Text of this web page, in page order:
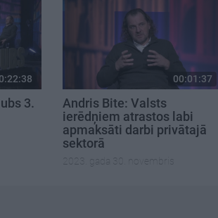
3.
00:01:37
Andris Bite: Valsts
ierēdņiem atrastos labi
apmaksāti darbi privātajā
sektorā
2023. gada 30. novembris